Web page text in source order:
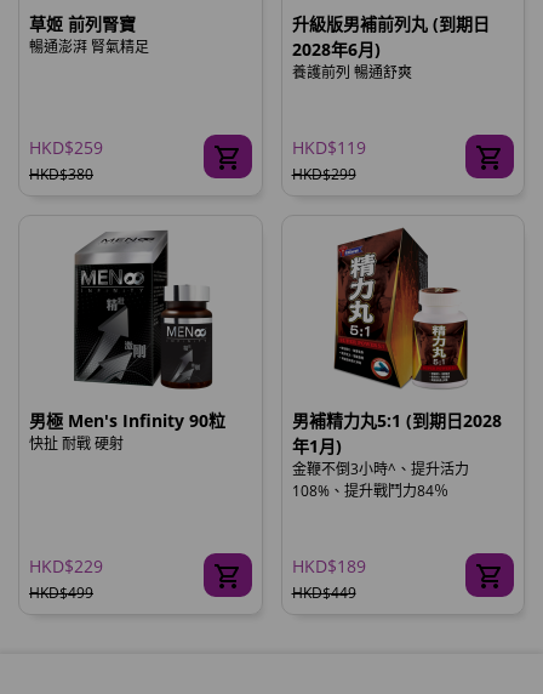
草姬 前列腎寶
暢通澎湃 腎氣精足
HKD$259
HKD$380
升級版男補前列丸 (到期日
2028年6月)
養護前列 暢通舒爽
HKD$119
HKD$299
男極 Men's Infinity 90粒
快扯 耐戰 硬射
HKD$229
HKD$499
男補精力丸5:1 (到期日2028
年1月)
金鞭不倒3小時^、提升活力
108%、提升戰鬥力84％
HKD$189
HKD$449